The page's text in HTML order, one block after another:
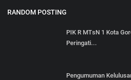
RANDOM POSTING
PIK R MTsN 1 Kota
Peringati...
Pengumuman